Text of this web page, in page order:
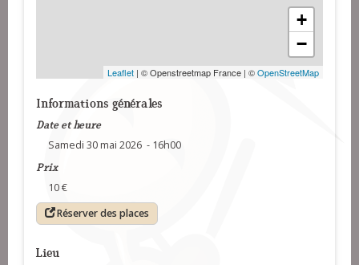
+
−
Leaflet | © Openstreetmap France | ©OpenStreetMap
Informations générales
Date et heure
Samedi 30 mai 2026 - 16h00
Prix
10 €
Réserver des places
Lieu